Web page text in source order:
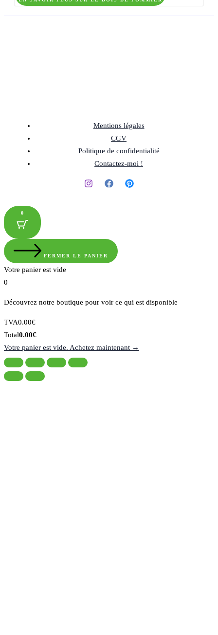
Mentions légales
CGV
Politique de confidentialité
Contactez-moi !
0
FERMER LE PANIER
Votre panier est vide
0
Découvrez notre boutique pour voir ce qui est disponible
Montant
de
la
taxe:
TVA0.00€
Total
du
panier:
Total0.00€
Votre panier est vide. Achetez maintenant →